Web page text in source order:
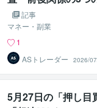
記事
マネー・副業
1
ASトレーダー
2026/
5月27日の「押し目